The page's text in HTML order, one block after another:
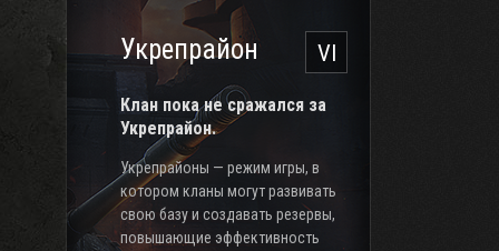
VI
Укрепрайон
Клан пока не сражался за
Укрепрайон.
Укрепрайоны — режим игры, в
котором кланы могут развивать
свою базу и создавать резервы,
повышающие эффективность